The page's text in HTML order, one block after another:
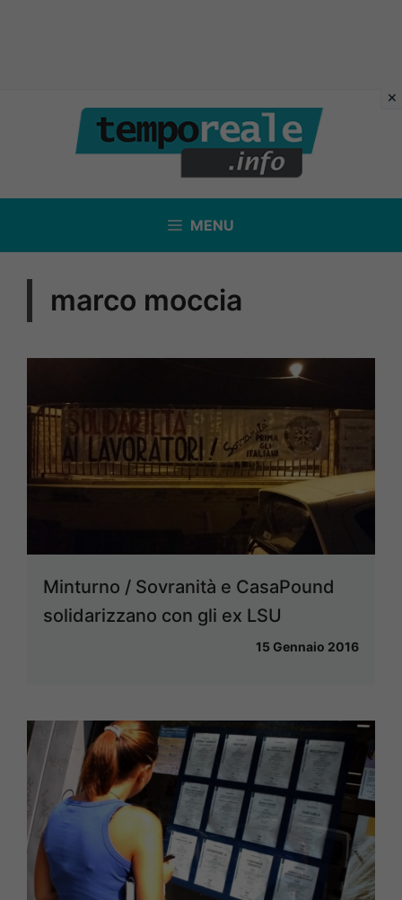
contenuto
MENU
marco moccia
Minturno / Sovranità e CasaPound
solidarizzano con gli ex LSU
15 Gennaio 2016